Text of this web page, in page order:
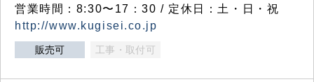
営業時間：8:30〜17：30 / 定休日：土・日・祝
http://www.kugisei.co.jp
販売可 工事・取付可